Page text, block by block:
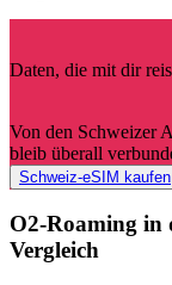
Daten, die mit dir
Von den Schweizer
bleib überall
Schweiz-eSIM kaufen
O2-Roaming in
Vergleich